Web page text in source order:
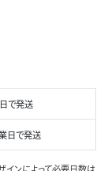
で発送
日で発送
インによって必要日数は